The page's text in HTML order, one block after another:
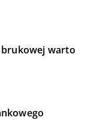
brukowej warto